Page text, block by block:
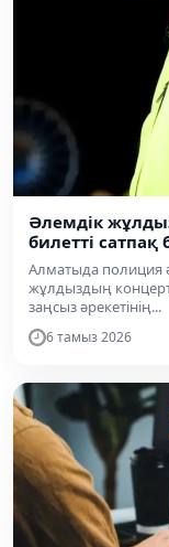
Әлемдік
билетті сатпақ
Алматыда полиция
жұлдыздың
заңсыз әрекетінің...
6 тамыз 2026